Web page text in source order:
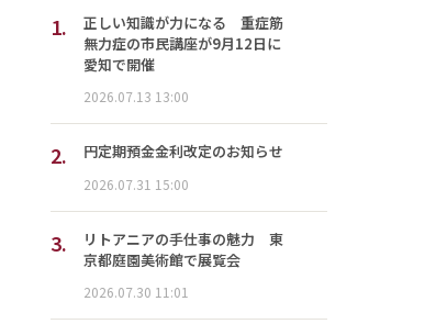
1.
正しい知識が力になる 重症筋
無力症の市民講座が9月12日に
愛知で開催
2026.07.13 13:00
2. 円定期預金金利改定のお知らせ
2026.07.31 15:00
3.
リトアニアの手仕事の魅力 東
京都庭園美術館で展覧会
2026.07.30 11:01